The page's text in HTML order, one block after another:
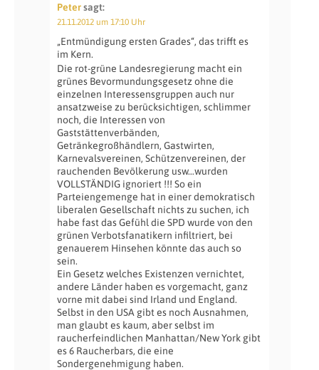
Petersagt:
21.11.2012 um 17:10 Uhr
„Entmündigung ersten Grades“, das trifft es
im Kern.
Die rot-grüne Landesregierung macht ein
grünes Bevormundungsgesetz ohne die
einzelnen Interessensgruppen auch nur
ansatzweise zu berücksichtigen, schlimmer
noch, die Interessen von
Gaststättenverbänden,
Getränkegroßhändlern, Gastwirten,
Karnevalsvereinen, Schützenvereinen, der
rauchenden Bevölkerung usw…wurden
VOLLSTÄNDIG ignoriert !!! So ein
Parteiengemenge hat in einer demokratisch
liberalen Gesellschaft nichts zu suchen, ich
habe fast das Gefühl die SPD wurde von den
grünen Verbotsfanatikern infiltriert, bei
genauerem Hinsehen könnte das auch so
sein.
Ein Gesetz welches Existenzen vernichtet,
andere Länder haben es vorgemacht, ganz
vorne mit dabei sind Irland und England.
Selbst in den USA gibt es noch Ausnahmen,
man glaubt es kaum, aber selbst im
raucherfeindlichen Manhattan/New York gibt
es 6 Raucherbars, die eine
Sondergenehmigung haben.